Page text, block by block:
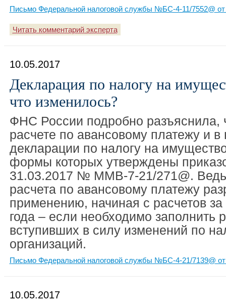
Письмо Федеральной налоговой службы №БС-4-11/7552@ от
Читать комментарий эксперта
10.05.2017
Декларация по налогу на
что изменилось?
ФНС России подробно разъяснила,
расчете по авансовому платежу и в
декларации по налогу на
формы которых утверждены
31.03.2017 № ММВ-7-21/271@.
расчета по авансовому платежу
применению, начиная с расчетов за
года – если необходимо заполнить
вступивших в силу изменений по
организаций.
Письмо Федеральной налоговой службы №БС-4-21/7139@ от
10.05.2017